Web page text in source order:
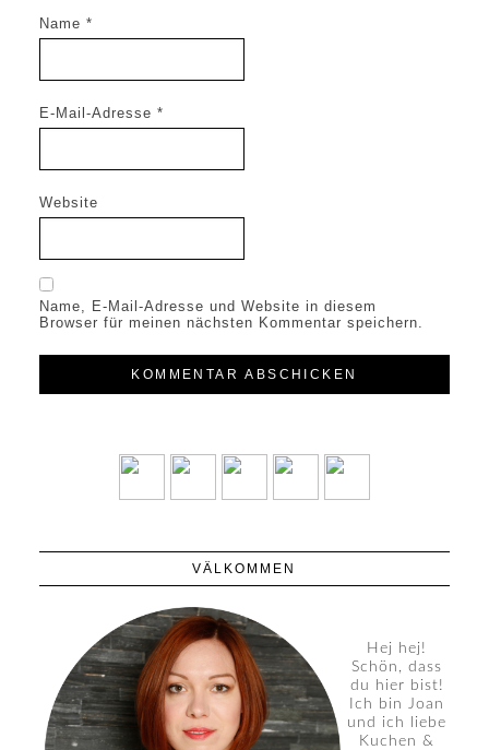
Name *
E-Mail-Adresse *
Website
Name, E-Mail-Adresse und Website in diesem
Browser für meinen nächsten Kommentar speichern.
VÄLKOMMEN
Hej hej!
Schön, dass
du hier bist!
Ich bin Joan
und ich liebe
Kuchen &